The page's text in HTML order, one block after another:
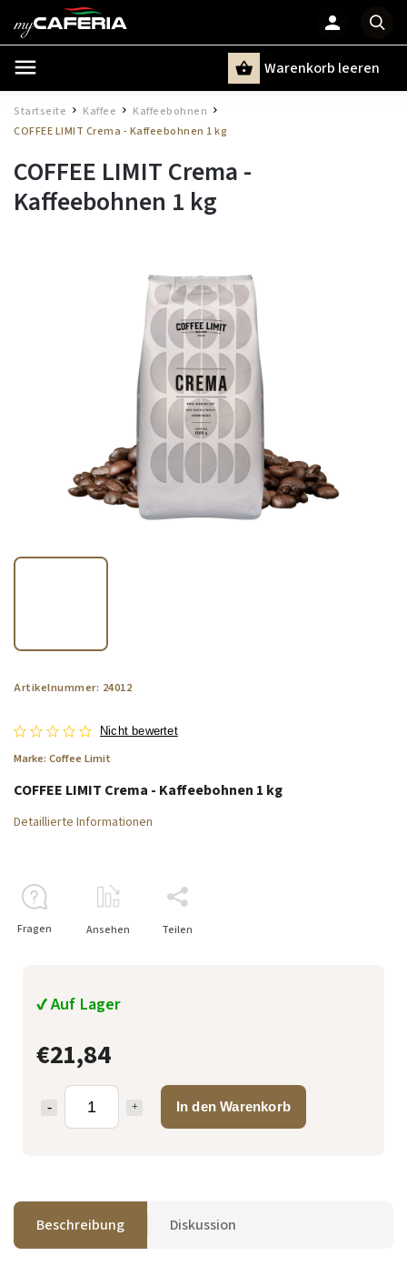
Warenkorb leeren
Startseite / Kaffee / Kaffeebohnen /
COFFEE LIMIT Crema - Kaffeebohnen 1 kg
COFFEE LIMIT Crema -
Kaffeebohnen 1 kg
Artikelnummer: 24012
Nicht bewertet
Marke: Coffee Limit
€21,84
In den Warenkorb
✔ Auf Lager
COFFEE LIMIT Crema - Kaffeebohnen 1 kg
Detaillierte Informationen
Fragen Ansehen Teilen
Beschreibung Diskussion